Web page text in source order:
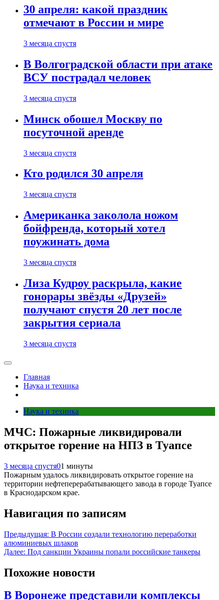
30 апреля: какой праздник
отмечают в России и мире
3 месяца спустя
В Волгоградской области при атаке
ВСУ пострадал человек
3 месяца спустя
Минск обошел Москву по
посуточной аренде
3 месяца спустя
Кто родился 30 апреля
3 месяца спустя
Американка заколола ножом
бойфренда, который хотел
поужинать дома
3 месяца спустя
Лиза Кудроу раскрыла, какие
гонорары звёзды «Друзей»
получают спустя 20 лет после
закрытия сериала
3 месяца спустя
Главная
Наука и техника
Наука и техника
МЧС: Пожарные ликвидировали
открытое горение на НПЗ в Туапсе
3 месяца спустя01 минуты
Пожарным удалось ликвидировать открытое горение на
территории нефтеперерабатывающего завода в городе Туапсе
в Краснодарском крае.
Навигация по записям
Предыдущая: В России создали технологию переработки
алюминиевых шлаков
Далее: Под санкции Украины попали российские танкеры
Похожие новости
В Воронеже представили комплексы